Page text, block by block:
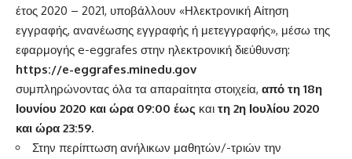
έτος 2020 – 2021, υποβάλλουν «Ηλεκτρονική Αίτηση
εγγραφής, ανανέωσης εγγραφής ή μετεγγραφής», μέσω της
εφαρμογής e-eggrafes στην ηλεκτρονική διεύθυνση:
https://e-eggrafes.minedu.gov
συμπληρώνοντας όλα τα απαραίτητα στοιχεία, από τη 18η
Ιουνίου 2020 και ώρα 09:00 έως και τη 2η Ιουλίου 2020
και ώρα 23:59.
Στην περίπτωση ανήλικων μαθητών/-τριών την